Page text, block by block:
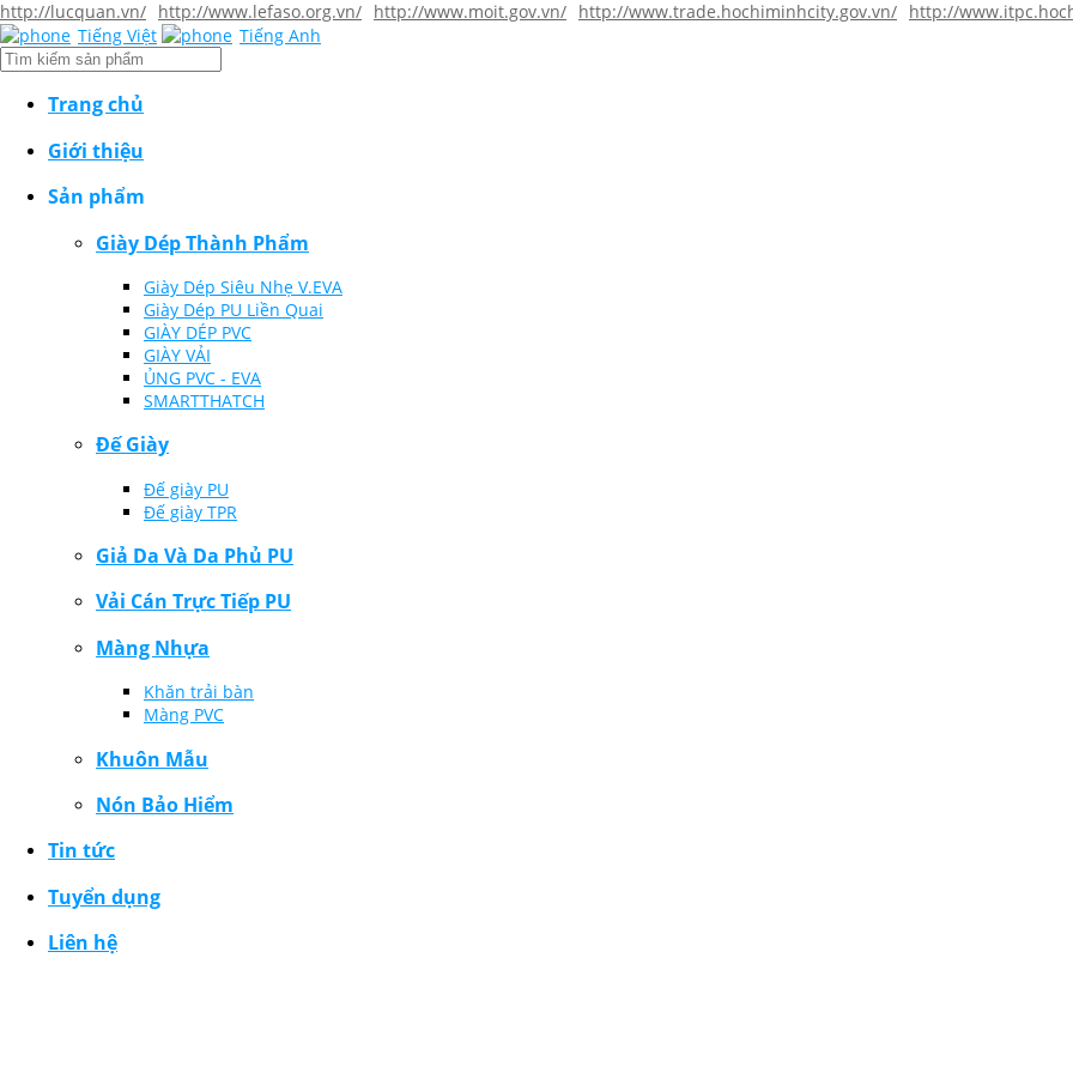
http://lucquan.vn/ http://www.lefaso.org.vn/ http://www.moit.gov.vn/ http://www.trade.hochiminhcity.gov.vn/ http://
Tiếng Việt
Tiếng Anh
Trang chủ
Giới thiệu
Sản phẩm
Giày Dép Thành Phẩm
Giày Dép Siêu Nhẹ V.EVA
Giày Dép PU Liền Quai
GIÀY DÉP PVC
GIÀY VẢI
ỦNG PVC - EVA
SMARTTHATCH
Đế Giày
Đế giày PU
Đế giày TPR
Giả Da Và Da Phủ PU
Vải Cán Trực Tiếp PU
Màng Nhựa
Khăn trải bàn
Màng PVC
Khuôn Mẫu
Nón Bảo Hiểm
Tin tức
Tuyển dụng
Liên hệ